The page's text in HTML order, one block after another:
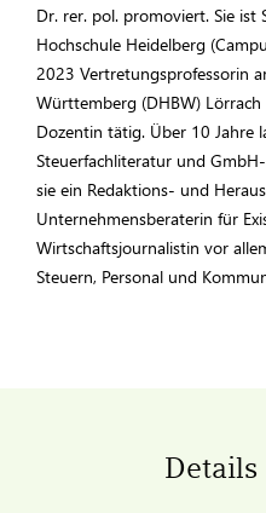
Dr. rer. pol. promoviert. Sie ist
Hochschule Heidelberg
2023 Vertretungsprofessorin
Württemberg (DHBW)
Dozentin tätig. Über 10 Jahre
Steuerfachliteratur und
sie ein Redaktions- und
Unternehmensberaterin für
Wirtschaftsjournalistin vor
Steuern, Personal und
Details